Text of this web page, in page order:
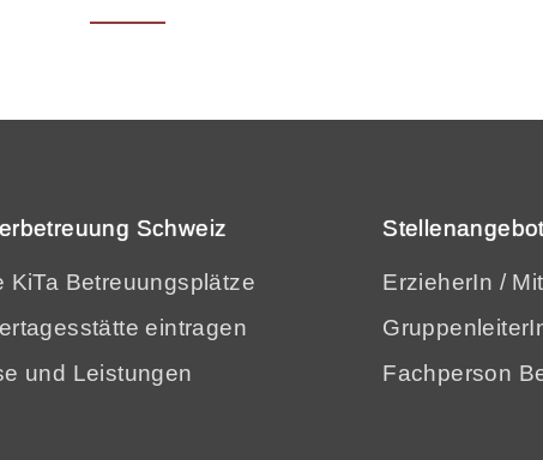
Schweiz
KiTa Betreuungsplätze
eintragen
und Leistungen
ErzieherIn /
Fachperson